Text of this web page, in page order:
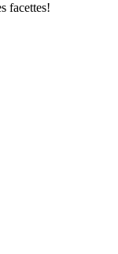
facettes!